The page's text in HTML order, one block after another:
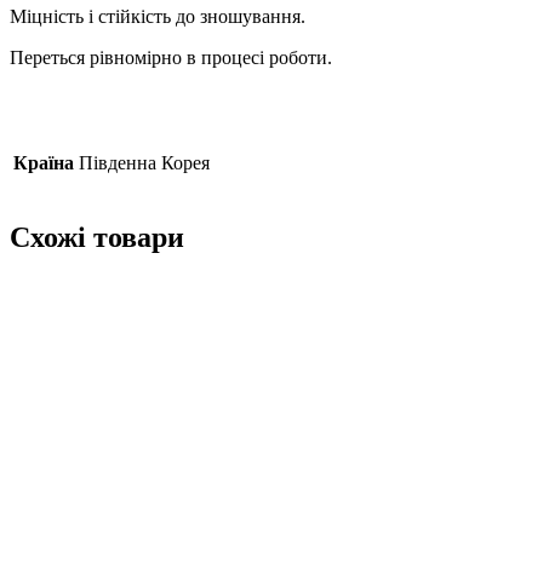
Міцність і стійкість до зношування.
Переться рівномірно в процесі роботи.
Країна Південна Корея
Схожі товари